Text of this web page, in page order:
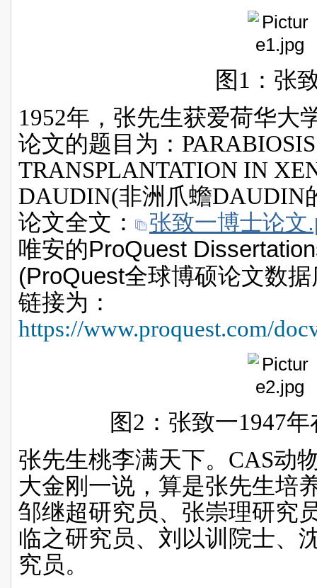
图 1 ：张
1952年，张先生获爱荷华大
论文的题目为：
TRANSPLANTATION IN
DAUDIN(非洲爪蟾DAUDIN
论文全文：
张致一博士论文
唯安的ProQuest
(ProQuest全球博硕论文数据
链接为：
https://www.proquest.com/
图 2 ：张致一1947年
张先生桃李满天下。 CAS动
大金刚一说，算是张先生培
邹继超研究员、张崇理研究
临之研究员、 刘以训院士、
究员。